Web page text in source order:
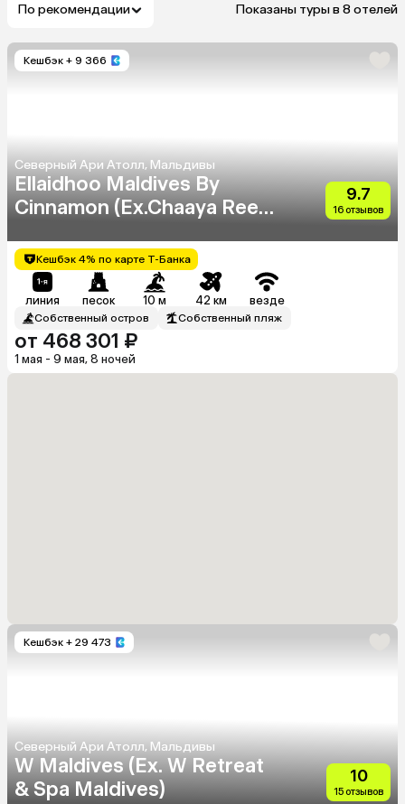
По рекомендации Показаны туры в 8 отелей
Кешбэк + 9 366
Северный Ари Атолл, Мальдивы
Ellaidhoo Maldives By
Cinnamon (Ex.Chaaya Reef
9.7
16 отзывов
Кешбэк 4% по карте Т-Банка
линия песок 10 м 42 км везде
Собственный остров Собственный пляж
от 468 301 ₽
1 мая - 9 мая, 8 ночей
Кешбэк + 29 473
Северный Ари Атолл, Мальдивы
W Maldives (Ex. W Retreat
& Spa Maldives)
10
15 отзывов